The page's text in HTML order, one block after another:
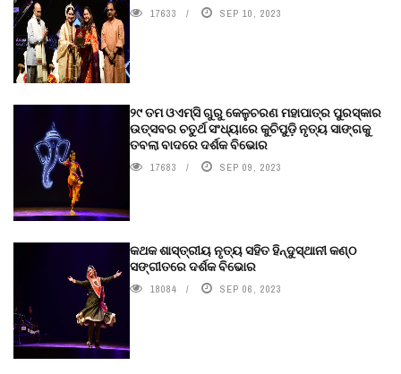
17633 SEP 10, 2023
୨୯ ତମ ଓଏମ୍‌ସି ଗୁରୁ କେଳୁଚରଣ ମହାପାତ୍ର ପୁରସ୍କାର
ଉତ୍ସବର ଚତୁର୍ଥ ସଂଧ୍ୟାରେ କୁଚିପୁଡ଼ି ନୃତ୍ୟ ସାଙ୍ଗକୁ
ତବଲା ବାଦରେ ଦର୍ଶକ ବିଭୋର
17683 SEP 09, 2023
କଥକ ଶାସ୍ତ୍ରୀୟ ନୃତ୍ୟ ସହିତ ହିନ୍ଦୁସ୍ଥାନୀ କଣ୍ଠ
ସଙ୍ଗୀତରେ ଦର୍ଶକ ବିଭୋର
18084 SEP 06, 2023